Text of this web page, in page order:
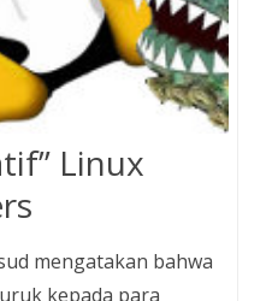
Linux
mengatakan bahwa
kepada para